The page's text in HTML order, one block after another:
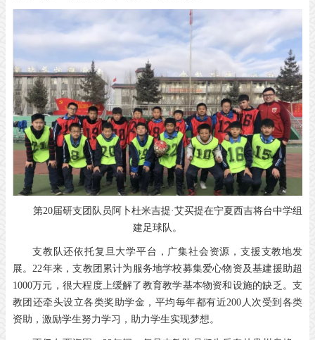
第20届研支团队员阿卜杜米吉提·艾买提在宁夏西吉将台中学组
建足球队。
支教队还依托复旦大学平台，广集社会资源，支援支教地发
展。22年来，支教团累计为服务地学校募集爱心物资及基建援助超
1000万元，很大程度上缓解了教育教学基本物资和设施的缺乏。支
教团还牵头设立各类奖助学金，平均每年都有近200人次受到各类
资助，激励学生努力学习，助力学生实现梦想。